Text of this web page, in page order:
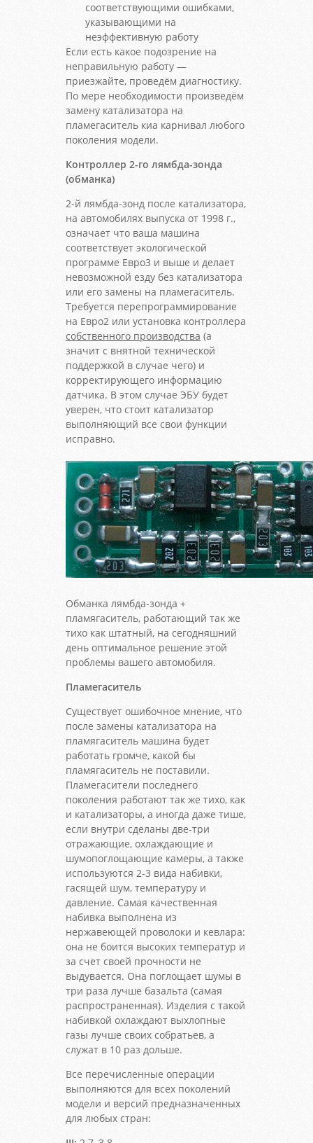
соответствующими ошибками,
указывающими на
неэффективную работу
Если есть какое подозрение на
неправильную работу —
приезжайте, проведём диагностику.
По мере необходимости произведём
замену катализатора на
пламегаситель киа карнивал любого
поколения модели.
Контроллер 2-го лямбда-зонда
(обманка)
2-й лямбда-зонд после катализатора,
на автомобилях выпуска от 1998 г.,
означает что ваша машина
соответствует экологической
программе Евро3 и выше и делает
невозможной езду без катализатора
или его замены на пламегаситель.
Требуется перепрограммирование
на Евро2 или установка контроллера
собственного производства (а
значит с внятной технической
поддержкой в случае чего) и
корректирующего информацию
датчика. В этом случае ЭБУ будет
уверен, что стоит катализатор
выполняющий все свои функции
исправно.
Обманка лямбда-зонда +
пламягаситель, работающий так же
тихо как штатный, на сегодняшний
день оптимальное решение этой
проблемы вашего автомобиля.
Пламегаситель
Существует ошибочное мнение, что
после замены катализатора на
пламягаситель машина будет
работать громче, какой бы
пламягаситель не поставили.
Пламегасители последнего
поколения работают так же тихо, как
и катализаторы, а иногда даже тише,
если внутри сделаны две-три
отражающие, охлаждающие и
шумопоглощающие камеры, а также
используются 2-3 вида набивки,
гасящей шум, температуру и
давление. Самая качественная
набивка выполнена из
нержавеющей проволоки и кевлара:
она не боится высоких температур и
за счет своей прочности не
выдувается. Она поглощает шумы в
три раза лучше базальта (самая
распространенная). Изделия с такой
набивкой охлаждают выхлопные
газы лучше своих собратьев, а
служат в 10 раз дольше.
Все перечисленные операции
выполняются для всех поколений
модели и версий предназначенных
для любых стран: